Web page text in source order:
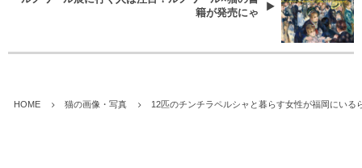
籍が発売にゃ
HOME 猫の画像・写真 12匹のチンチラペルシャと暮らす女性が福岡にいる